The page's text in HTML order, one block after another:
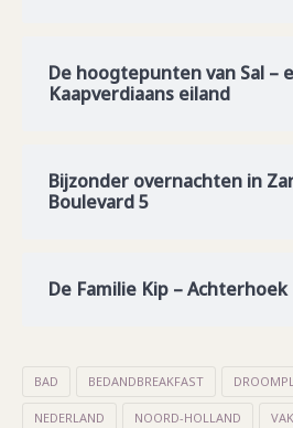
De hoogtepunten van Sal –
Kaapverdiaans eiland
Bijzonder overnachten in
Boulevard 5
De Familie Kip – Achterhoek
BAD BEDANDBREAKFAST
NEDERLAND NOORD-HOLLAND